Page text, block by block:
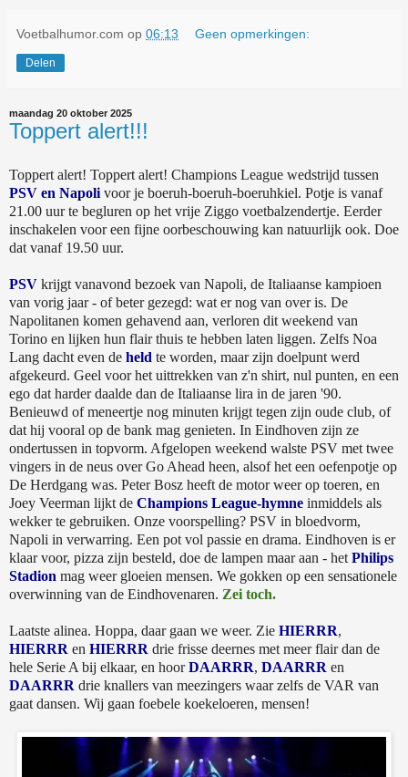
Voetbalhumor.com op 06:13 Geen opmerkingen:
Delen
maandag 20 oktober 2025
Toppert alert!!!
Toppert alert! Toppert alert! Champions League wedstrijd tussen
PSV en Napoli voor je boeruh-boeruh-boeruhkiel. Potje is vanaf
21.00 uur te begluren op het vrije Ziggo voetbalzendertje. Eerder
inschakelen voor een fijne oorbeschouwing kan natuurlijk ook. Doe
dat vanaf 19.50 uur.
PSV krijgt vanavond bezoek van Napoli, de Italiaanse kampioen
van vorig jaar - of beter gezegd: wat er nog van over is. De
Napolitanen komen gehavend aan, verloren dit weekend van
Torino en lijken hun flair thuis te hebben laten liggen. Zelfs Noa
Lang dacht even de held te worden, maar zijn doelpunt werd
afgekeurd. Geel voor het uittrekken van z'n shirt, nul punten, en een
ego dat harder daalde dan de Italiaanse lira in de jaren '90.
Benieuwd of meneertje nog minuten krijgt tegen zijn oude club, of
dat hij vooral op de bank mag genieten. In Eindhoven zijn ze
ondertussen in topvorm. Afgelopen weekend walste PSV met twee
vingers in de neus over Go Ahead heen, alsof het een oefenpotje op
De Herdgang was. Peter Bosz heeft de motor weer op toeren, en
Joey Veerman lijkt de Champions League-hymne inmiddels als
wekker te gebruiken. Onze voorspelling? PSV in bloedvorm,
Napoli in verwarring. Een pot vol passie en drama. Eindhoven is er
klaar voor, pizza zijn besteld, doe de lampen maar aan - het Philips
Stadion mag weer gloeien mensen. We gokken op een sensationele
overwinning van de Eindhovenaren. Zei toch.
Laatste alinea. Hoppa, daar gaan we weer. Zie HIERRR,
HIERRR en HIERRR drie frisse deernes met meer flair dan de
hele Serie A bij elkaar, en hoorDAARRR, DAARRR en
DAARRR drie knallers van meezingers waar zelfs de VAR van
gaat dansen. Wij gaan foebele koekeloeren, mensen!